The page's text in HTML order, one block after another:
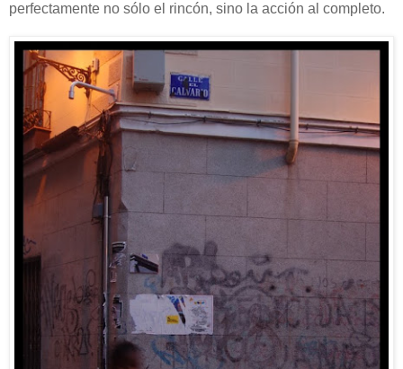
perfectamente no sólo el rincón, sino la acción al completo.